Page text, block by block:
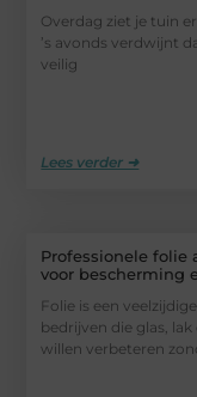
Overdag ziet je tuin
’s avonds verdwijnt
veilig
Lees verder ➜
Professionele folie
voor bescherming
Folie is een
bedrijven die glas,
willen verbeteren